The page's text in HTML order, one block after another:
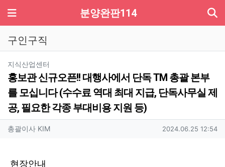
메뉴 분양완판114
구인구직
지식산업센터
홍보관 신규오픈!! 대행사에서 단독 TM 총괄 본부
를 모십니다 (수수료 역대 최대 지급, 단독사무실 제
공, 필요한 각종 부대비용 지원 등)
작성자 정보
총괄이사 KIM작성 작성일
2024.06.25 12:54
현장안내